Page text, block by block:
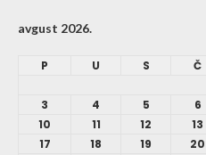
avgust 2026.
P U S Č
3
4 5 6
10
11 12 13
17
18 19 20